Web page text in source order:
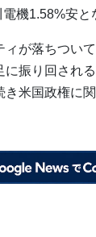
機1.58%安と
ィが落ちつい
に振り回され
き米国政権に